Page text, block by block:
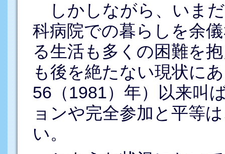
しかしながら、いま
科病院での暮らしを余
る生活も多くの困難を
も後を絶たない現状に
56（1981）年）以来叫
ョンや完全参加と平等
い。